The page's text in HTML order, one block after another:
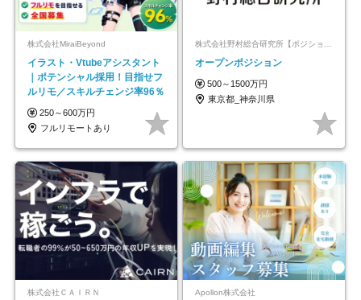
株式会社MiraiBeyond
イラスト・Vtubeアシスタント
｜ポテンシャル採用！目指せフ
ルリモ／スキルチェンジ率96％
250～600万円
フルリモートあり
株式会社野村総合研究所【ポジションマッチ登録】
オープンポジション
500～1500万円
東京都_神奈川県
株式会社ＣＡＩＲＮ Apollon株式会社